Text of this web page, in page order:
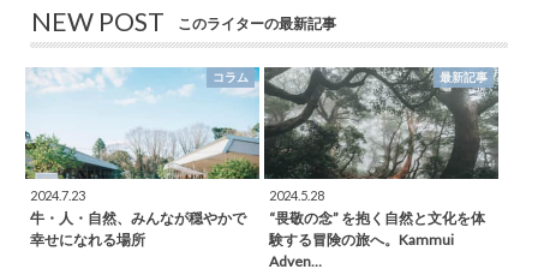
NEW POST このライターの最新記事
コラム
2024.7.23
牛・人・自然、みんなが穏やかで
幸せになれる場所
最新記事
2024.5.28
“畏敬の念” を抱く自然と文化を体
験する冒険の旅へ。Kammui
Adven…